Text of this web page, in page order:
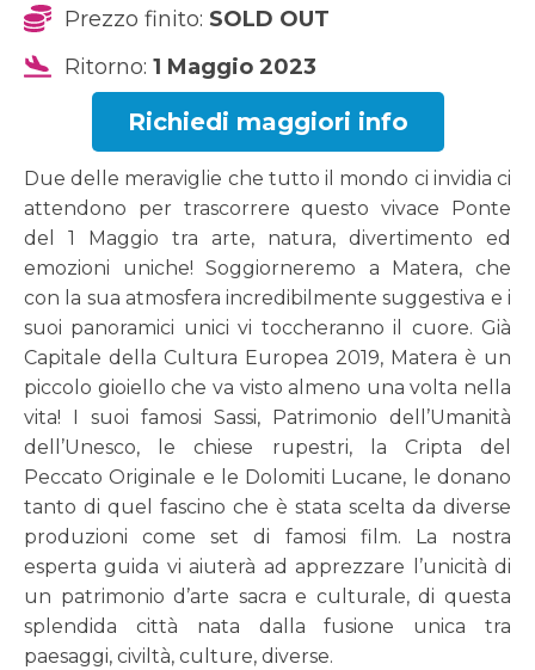
Prezzo finito: SOLD OUT
Ritorno: 1 Maggio 2023
Richiedi maggiori info
Due delle meraviglie che tutto il mondo ci invidia ci
attendono per trascorrere questo vivace Ponte
del 1 Maggio tra arte, natura, divertimento ed
emozioni uniche! Soggiorneremo a Matera, che
con la sua atmosfera incredibilmente suggestiva e i
suoi panoramici unici vi toccheranno il cuore. Già
Capitale della Cultura Europea 2019, Matera è un
piccolo gioiello che va visto almeno una volta nella
vita! I suoi famosi Sassi, Patrimonio dell’Umanità
dell’Unesco, le chiese rupestri, la Cripta del
Peccato Originale e le Dolomiti Lucane, le donano
tanto di quel fascino che è stata scelta da diverse
produzioni come set di famosi film. La nostra
esperta guida vi aiuterà ad apprezzare l’unicità di
un patrimonio d’arte sacra e culturale, di questa
splendida città nata dalla fusione unica tra
paesaggi, civiltà, culture, diverse.